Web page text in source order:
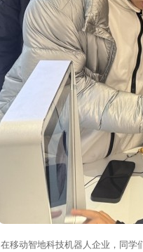
在移动智地科技机器人企业，同学